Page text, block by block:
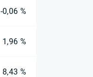
-0,06 %
1,96 %
8,43 %